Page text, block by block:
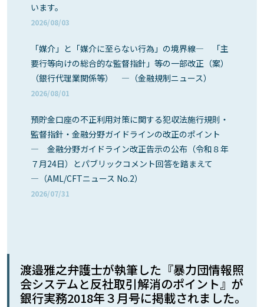
います。
2026/08/03
「媒介」と「媒介に至らない行為」の境界線― 「主
要行等向けの総合的な監督指針」等の一部改正（案）
（銀行代理業関係等） ―（金融規制ニュース）
2026/08/01
預貯金口座の不正利用対策に関する犯収法施行規則・
監督指針・金融分野ガイドラインの改正のポイント
― 金融分野ガイドライン改正告示の公布（令和８年
７月24日）とパブリックコメント回答を踏まえて
―（AML/CFTニュース No.2）
2026/07/31
渡邉雅之弁護士が執筆した『暴力団情報照
会システムと反社取引解消のポイント』が
銀行実務2018年３月号に掲載されました。